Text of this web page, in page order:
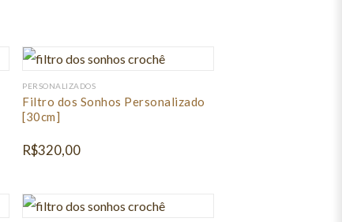
PERSONALIZADOS
Filtro dos Sonhos Personalizado
[30cm]
R$320,00